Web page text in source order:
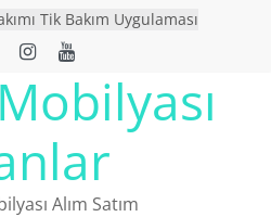
Tik Bakım Uygulaması
Yıkanır Mı ?
Bahçe Mobilyaları
Eşya Alanlar
mobilyaları
Alım Satım